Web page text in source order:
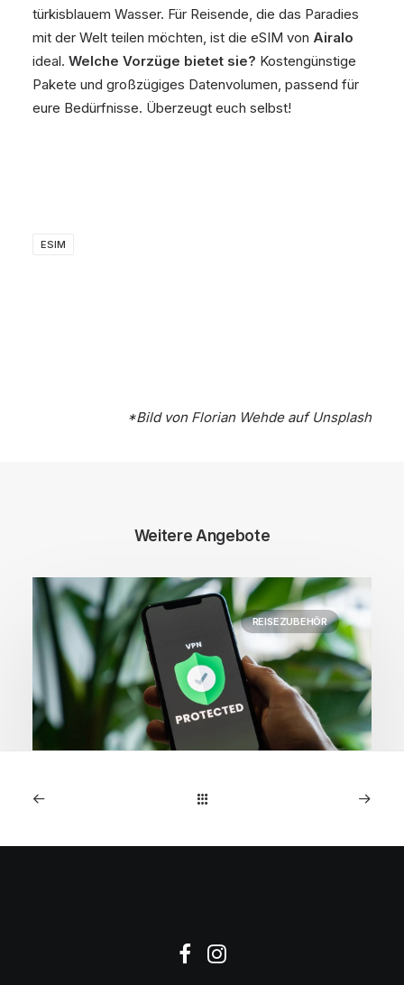
türkisblauem Wasser. Für Reisende, die das Paradies
mit der Welt teilen möchten, ist die eSIM von Airalo
ideal. Welche Vorzüge bietet sie? Kostengünstige
Pakete und großzügiges Datenvolumen, passend für
eure Bedürfnisse. Überzeugt euch selbst!
ESIM
*Bild von Florian Wehdeauf Unsplash
Weitere Angebote
REISEZUBEHÖR
27. Juni 2025